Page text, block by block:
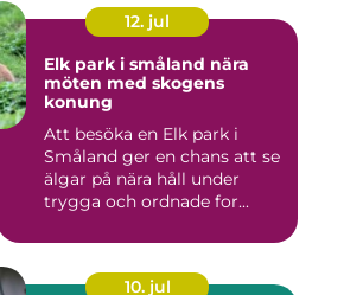
12. jul
Elk park i småland nära
möten med skogens
konung
Att besöka en Elk park i
Småland ger en chans att se
älgar på nära håll under
trygga och ordnade for...
10. jul